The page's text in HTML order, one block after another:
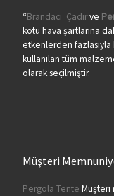
“Brandacı Çadırve
kötü hava şartlarına
etkenlerden fazlasıyla
kullanılan tüm
olarak seçilmiştir.
Müşteri
Pergola Tente Müşteri